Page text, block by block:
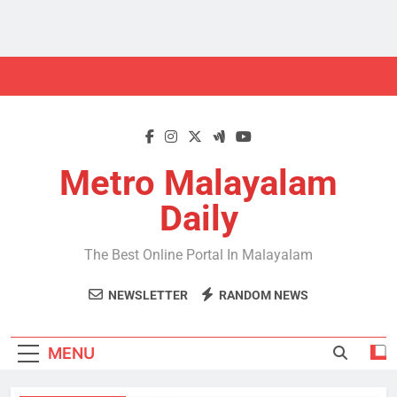
Metro Malayalam
Daily
The Best Online Portal In Malayalam
NEWSLETTER RANDOM NEWS
MENU